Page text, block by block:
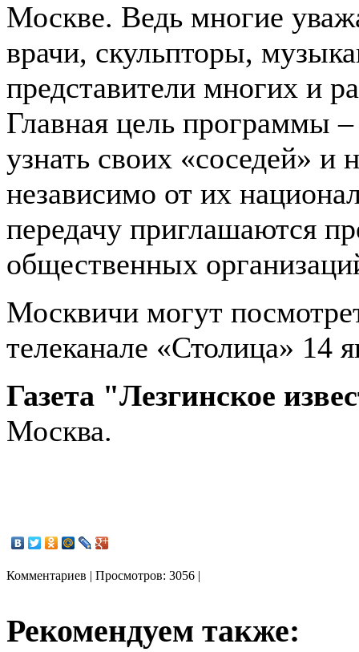
Москве. Ведь многие
врачи, скульпторы,
представители многих и
Главная цель программы
узнать своих «соседей» и
независимо от их
передачу приглашаются
общественных
Москвичи могут
телеканале «Столица» 14
Газета "Лезгинское
Москва.
Комментариев | Просмотров: 3056 |
Рекомендуем также: